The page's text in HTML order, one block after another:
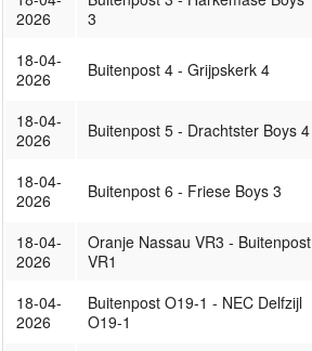
2026
3
18-04-
2026
Buitenpost 4 - Grijpskerk 4
18-04-
2026
Buitenpost 5 - Drachtster Boys 4
18-04-
2026
Buitenpost 6 - Friese Boys 3
18-04-
2026
Oranje Nassau VR3 - Buitenpost
VR1
18-04-
2026
Buitenpost O19-1 - NEC Delfzijl
O19-1